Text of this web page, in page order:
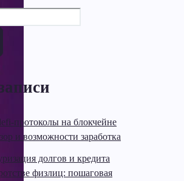
протоколы на блокчейне
и возможности заработка
долгов и кредита
физлиц: пошаговая